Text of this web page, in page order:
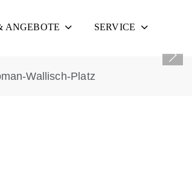
ANGEBOTE SERVICE
Wallisch-Platz